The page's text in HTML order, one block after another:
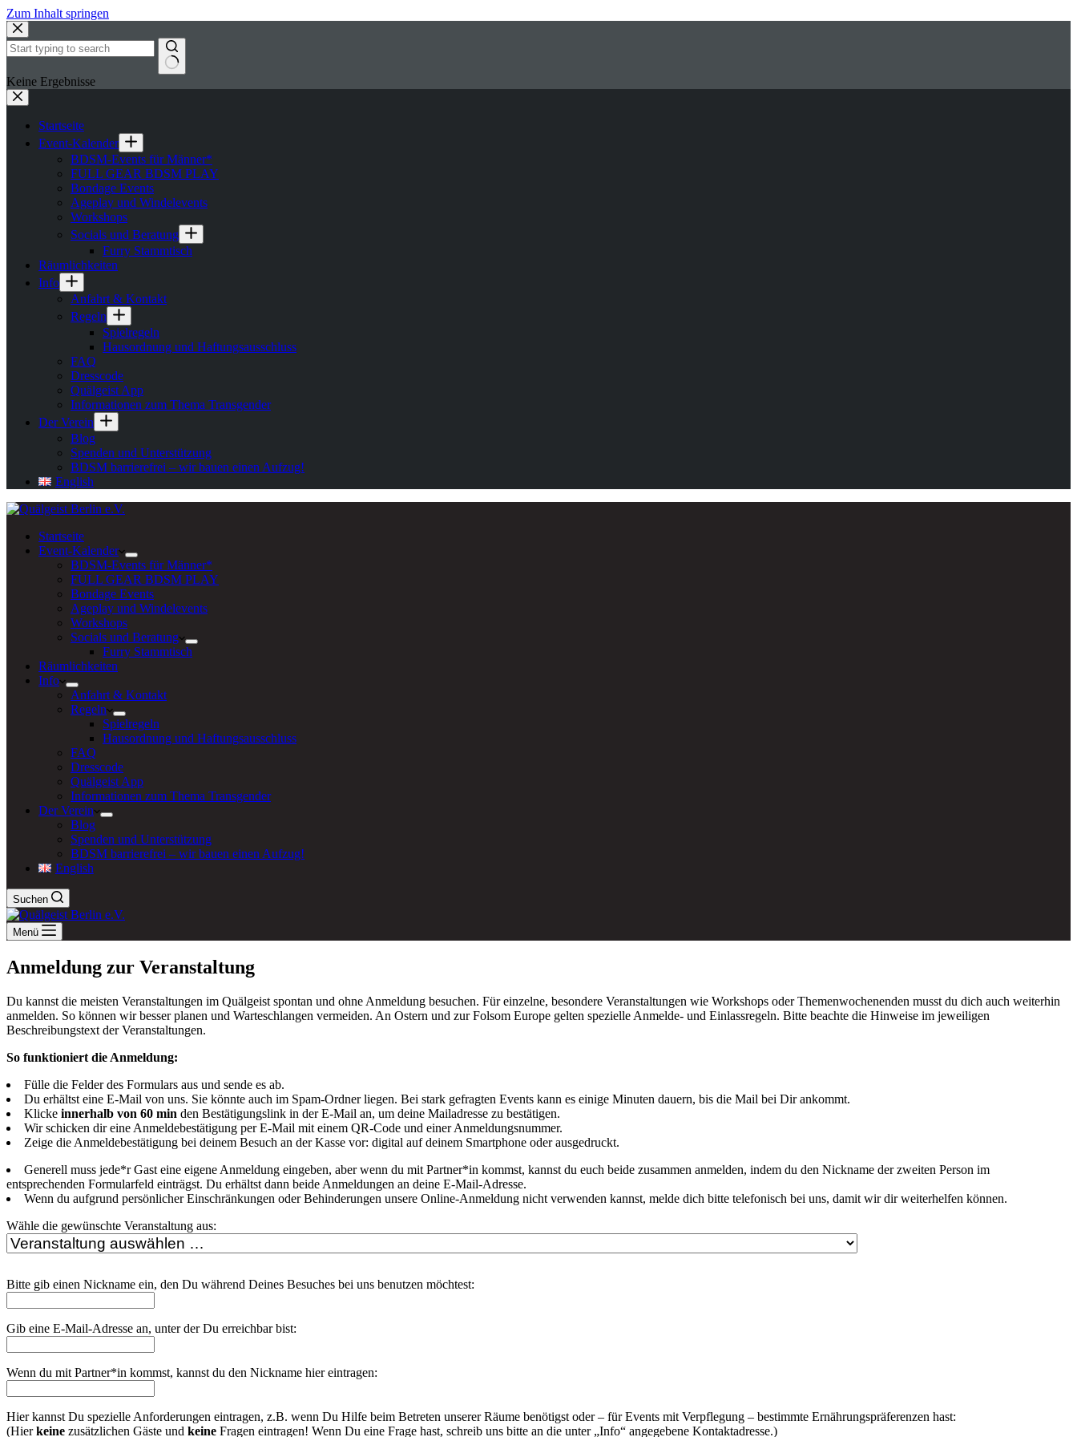
Zum Inhalt springen
Keine Ergebnisse
Startseite
Event-Kalender
BDSM-Events für Männer*
FULL GEAR BDSM PLAY
Bondage Events
Ageplay und Windelevents
Workshops
Socials und Beratung
Furry Stammtisch
Räumlichkeiten
Info
Anfahrt & Kontakt
Regeln
Spielregeln
Hausordnung und Haftungsausschluss
FAQ
Dresscode
Quälgeist App
Informationen zum Thema Transgender
Der Verein
Blog
Spenden und Unterstützung
BDSM barrierefrei – wir bauen einen Aufzug!
English
Startseite
Event-Kalender
BDSM-Events für Männer*
FULL GEAR BDSM PLAY
Bondage Events
Ageplay und Windelevents
Workshops
Socials und Beratung
Furry Stammtisch
Räumlichkeiten
Info
Anfahrt & Kontakt
Regeln
Spielregeln
Hausordnung und Haftungsausschluss
FAQ
Dresscode
Quälgeist App
Informationen zum Thema Transgender
Der Verein
Blog
Spenden und Unterstützung
BDSM barrierefrei – wir bauen einen Aufzug!
English
Suchen
Menü
Anmeldung zur Veranstaltung
Du kannst die meisten Veranstaltungen im Quälgeist spontan und ohne Anmeldung besuchen. Für einzelne, besondere Veranstaltungen wie Workshops oder Themenwochenenden musst du dich auch weiterhin
anmelden. So können wir besser planen und Warteschlangen vermeiden. An Ostern und zur Folsom Europe gelten spezielle Anmelde- und Einlassregeln. Bitte beachte die Hinweise im jeweiligen
Beschreibungstext der Veranstaltungen.
So funktioniert die Anmeldung:
Fülle die Felder des Formulars aus und sende es ab.
Du erhältst eine E-Mail von uns. Sie könnte auch im Spam-Ordner liegen. Bei stark gefragten Events kann es einige Minuten dauern, bis die Mail bei Dir ankommt.
Klicke innerhalb von 60 min den Bestätigungslink in der E-Mail an, um deine Mailadresse zu bestätigen.
Wir schicken dir eine Anmeldebestätigung per E-Mail mit einem QR-Code und einer Anmeldungsnummer.
Zeige die Anmeldebestätigung bei deinem Besuch an der Kasse vor: digital auf deinem Smartphone oder ausgedruckt.
Generell muss jede*r Gast eine eigene Anmeldung eingeben, aber wenn du mit Partner*in kommst, kannst du euch beide zusammen anmelden, indem du den Nickname der zweiten Person im
entsprechenden Formularfeld einträgst. Du erhältst dann beide Anmeldungen an deine E-Mail-Adresse.
Wenn du aufgrund persönlicher Einschränkungen oder Behinderungen unsere Online-Anmeldung nicht verwenden kannst, melde dich bitte telefonisch bei uns, damit wir dir weiterhelfen können.
Wähle die gewünschte Veranstaltung aus:
Bitte gib einen Nickname ein, den Du während Deines Besuches bei uns benutzen möchtest:
Gib eine E-Mail-Adresse an, unter der Du erreichbar bist:
Wenn du mit Partner*in kommst, kannst du den Nickname hier eintragen:
Hier kannst Du spezielle Anforderungen eintragen, z.B. wenn Du Hilfe beim Betreten unserer Räume benötigst oder – für Events mit Verpflegung – bestimmte Ernährungspräferenzen hast:
(Hierkeine zusätzlichen Gäste und keine Fragen eintragen! Wenn Du eine Frage hast, schreib uns bitte an die unter „Info“ angegebene Kontaktadresse.)